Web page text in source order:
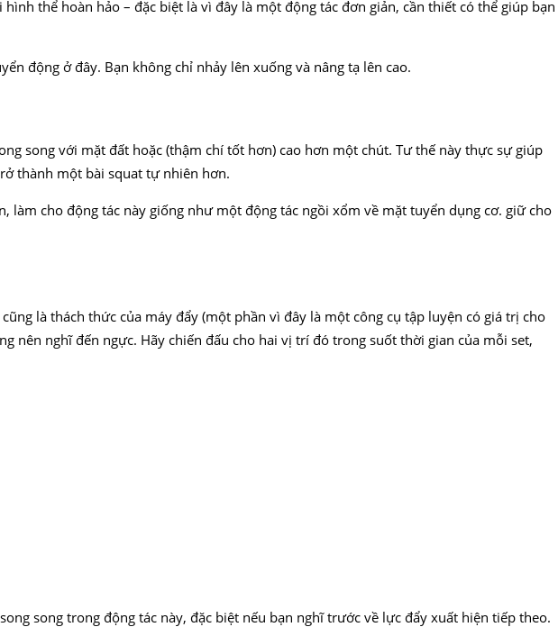
thể hoàn hảo – đặc biệt là vì đây là một động tác đơn giản, cần thiết có thể giúp bạn
động ở đây. Bạn không chỉ nhảy lên xuống và nâng tạ lên cao.
song với mặt đất hoặc (thậm chí tốt hơn) cao hơn một chút. Tư thế này thực sự giúp
thành một bài squat tự nhiên hơn.
làm cho động tác này giống như một động tác ngồi xổm về mặt tuyển dụng cơ. giữ cho
là thách thức của máy đẩy (một phần vì đây là một công cụ tập luyện có giá trị cho
nên nghĩ đến ngực. Hãy chiến đấu cho hai vị trí đó trong suốt thời gian của mỗi set,
song trong động tác này, đặc biệt nếu bạn nghĩ trước về lực đẩy xuất hiện tiếp theo.